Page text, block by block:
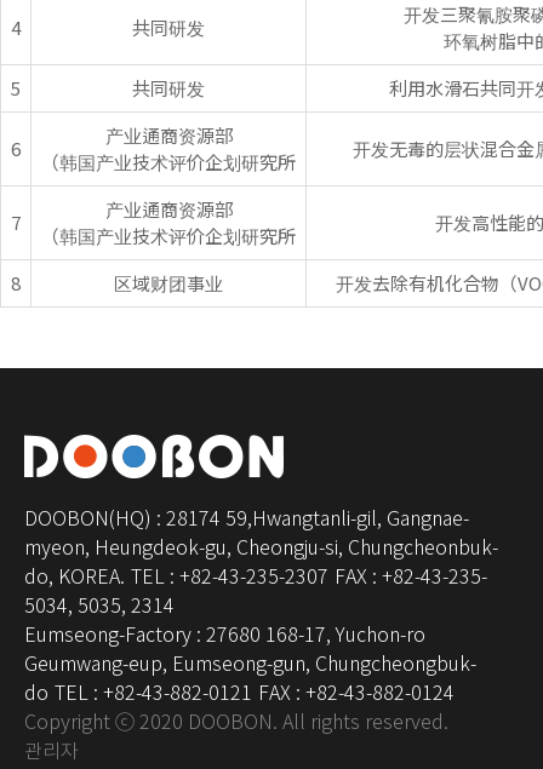
4 共同研发
开发三聚氰胺聚
环氧树脂中
5
共同研发 利用水滑石共同开
6
产业通商资源部
（韩国产业技术评价企划研究所
开发无毒的层状混合金
7
产业通商资源部
（韩国产业技术评价企划研究所
开发高性能
8 区域财团事业 开发去除有机化合物（
DOOBON(HQ) : 28174 59,Hwangtanli-gil, Gangnae-
myeon, Heungdeok-gu, Cheongju-si, Chungcheonbuk-
do, KOREA. TEL : +82-43-235-2307 FAX : +82-43-235-
5034, 5035, 2314
Eumseong-Factory : 27680 168-17, Yuchon-ro
Geumwang-eup, Eumseong-gun, Chungcheongbuk-
do TEL : +82-43-882-0121 FAX : +82-43-882-0124
Copyright ⓒ 2020 DOOBON. All rights reserved.
관리자